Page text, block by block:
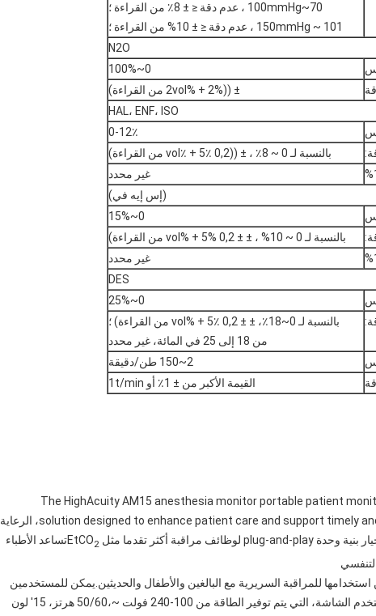
70~100mmHg ، عدم دقة ≤ ± 8٪ من القراءة ؛
101 ~ 150mmHg ، عدم دقة ≤ ± 10% من القراءة ؛
N2O
0~100%
± ((2vol% + 2% من القراءة)
HAL، ENF، ISO
0-12٪
بالنسبة لـ 0 ~ 8٪ ، ± ((0,2 vol٪ + 5٪ من القراءة)
غير محدد
(إس إيه في)
0~15%
بالنسبة لـ 0 ~ 10% ، ± ± 0,2 vol% + 5% من القراءة)
غير محدد
DES
0~25%
بالنسبة لـ 0~18٪، ± ± 0,2 vol% + 5٪ من القراءة) ؛
من 18 إلى 25 في المائة، غير محدد
2~150 طن/دقيقة
القيمة الأكبر من ± 1٪ أو 1t/min
The HighAcuity AM15 anesthesia monitor portable patient
solution designed to enhance patient care and support timely and accurate clinical assessment across Emergency، الرعاية
2
تساعد الأطباء
للمراقبة السريرية مع البالغين والأطفال والحديثين.يمكن للمستخدمين
اختيار تكوينات مختلفة للمعلمات وفقا لمتطلبات مختلفةيستخدم الشاشة، التي يتم توفير الطاقة من 100-240 فولت ~،50/60 هرتز، 15' لون